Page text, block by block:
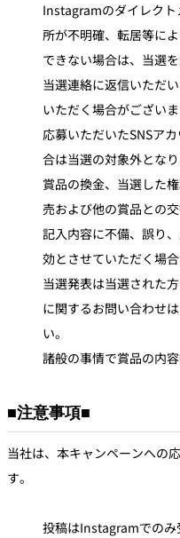
Instagramのダイレク
所が不明確、転居等に
できない場合は、当選
当選連絡に返信いただ
いただく場合がございま
応募いただいたSNSア
合は当選の対象外とな
賞品の換金、当選した
売および他の賞品との交
記入内容に不備、誤り
効とさせていただく場合
当選発表は当選された
に関するお問い合わせ
い。
諸般の事情で賞品の内
■注意事項■
当社は、本キャンペーンへの
す。
投稿はInstagramでのみ